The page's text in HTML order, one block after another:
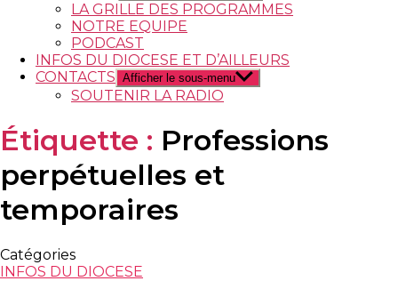
LA GRILLE DES PROGRAMMES
NOTRE EQUIPE
PODCAST
INFOS DU DIOCESE ET D’AILLEURS
CONTACTS Afficher le sous-menu
SOUTENIR LA RADIO
Étiquette : Professions
perpétuelles et
temporaires
Catégories
INFOS DU DIOCESE